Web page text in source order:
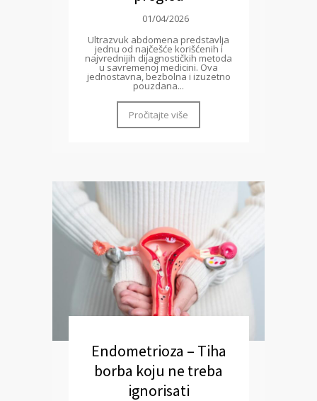
01/04/2026
Ultrazvuk abdomena predstavlja
jednu od najčešće korišćenih i
najvrednijih dijagnostičkih metoda
u savremenoj medicini. Ova
jednostavna, bezbolna i izuzetno
pouzdana...
Pročitajte više
Endometrioza – Tiha
borba koju ne treba
ignorisati